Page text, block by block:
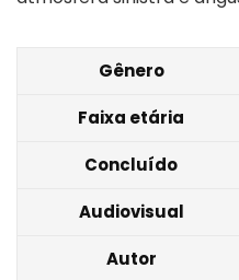
Gênero
Faixa etária
Concluído
Audiovisual
Autor